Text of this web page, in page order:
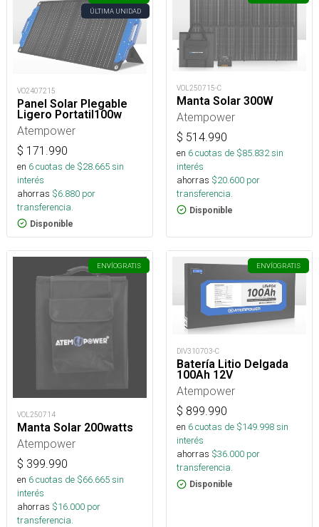
ÚLTIMA UNIDAD
VO2407215
Panel Solar Plegable
Ligero Portatil100w
Atempower
$ 171.990
en 6cuotas de $28.665sin
interés
ahorras $6.880 por
transferencia.
Disponible
VOL250715-C
Manta Solar 300W
Atempower
$ 514.990
en 6cuotas de $85.832sin
interés
ahorras $20.600 por
transferencia.
Disponible
ENVÍOGRATIS
VOL250714
Manta Solar 200watts
Atempower
$ 399.990
en 6cuotas de $66.665sin
interés
ahorras $16.000 por
transferencia.
ENVÍOGRATIS
DIV310703-C
Batería Litio Delgada
100Ah 12V
Atempower
$ 899.990
en 6cuotas de $149.998sin
interés
ahorras $36.000 por
transferencia.
Disponible